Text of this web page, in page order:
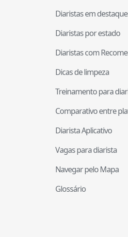
Diaristas em
Diaristas por estado
Diaristas com
Dicas de limpeza
Treinamento para
Comparativo entre
Diarista Aplicativo
Vagas para diarista
Navegar pelo Mapa
Glossário